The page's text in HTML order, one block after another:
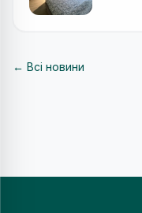
← Всі новини